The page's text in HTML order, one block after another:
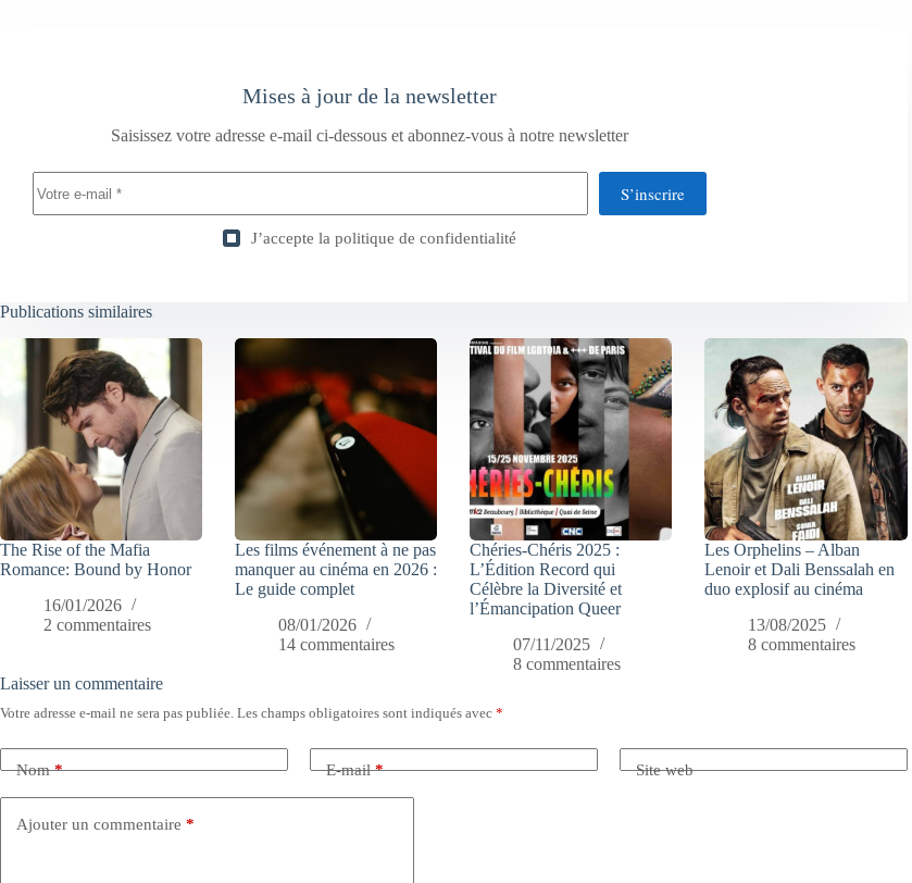
Mises à jour de la newsletter
Saisissez votre adresse e-mail ci-dessous et abonnez-vous à notre newsletter
S’inscrire
J’accepte la politique de confidentialité
Publications similaires
The Rise of the Mafia
Romance: Bound by Honor
16/01/2026
2 commentaires
Les films événement à ne pas
manquer au cinéma en 2026 :
Le guide complet
08/01/2026
14 commentaires
Chéries-Chéris 2025 :
L’Édition Record qui
Célèbre la Diversité et
l’Émancipation Queer
07/11/2025
8 commentaires
Les Orphelins – Alban
Lenoir et Dali Benssalah en
duo explosif au cinéma
13/08/2025
8 commentaires
Laisser un commentaire
Votre adresse e-mail ne sera pas publiée. Les champs obligatoires sont indiqués avec *
Nom* E-mail* Site web
Ajouter un commentaire *